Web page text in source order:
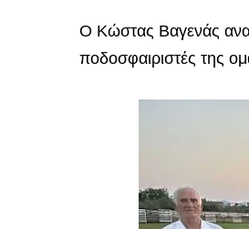
Ο Κώστας Βαγενάς
ποδοσφαιριστές της